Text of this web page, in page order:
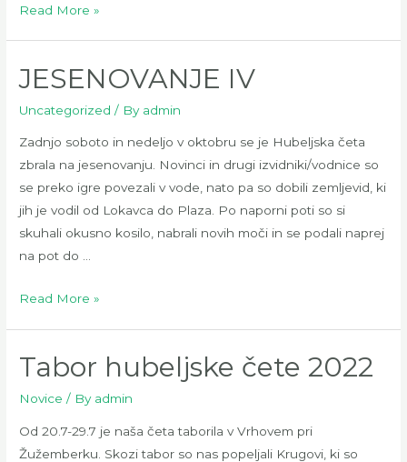
2.
Read More »
JESENOVANJE IV
Uncategorized / By admin
Zadnjo soboto in nedeljo v oktobru se je Hubeljska četa
zbrala na jesenovanju. Novinci in drugi izvidniki/vodnice so
se preko igre povezali v vode, nato pa so dobili zemljevid, ki
jih je vodil od Lokavca do Plaza. Po naporni poti so si
skuhali okusno kosilo, nabrali novih moči in se podali naprej
na pot do …
JESENOVANJE
Read More »
Tabor hubeljske čete 2022
Novice / By admin
Od 20.7-29.7 je naša četa taborila v Vrhovem pri
Žužemberku. Skozi tabor so nas popeljali Krugovi, ki so